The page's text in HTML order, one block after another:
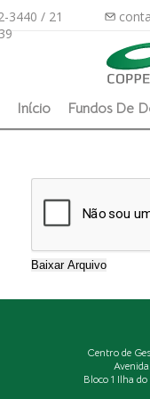
3440 / 21
Início Fundos De
Centro de
Bloco 1 Ilha